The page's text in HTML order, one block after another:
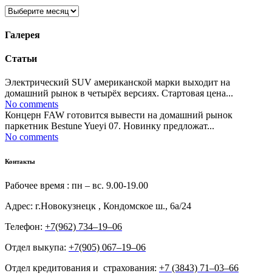
Архивы
Галерея
Статьи
Электрический SUV американской марки выходит на
домашний рынок в четырёх версиях. Стартовая цена...
No comments
Концерн FAW готовится вывести на домашний рынок
паркетник Bestune Yueyi 07. Новинку предложат...
No comments
Контакты
Рабочее время : пн – вс. 9.00-19.00
Адрес: г.Новокузнецк , Кондомское ш., 6а/24
Телефон: +7(962) 734‒19‒06
Отдел выкупа: +7(905) 067‒19‒06
Отдел кредитования и страхования: +7 (3843) 71‒03‒66